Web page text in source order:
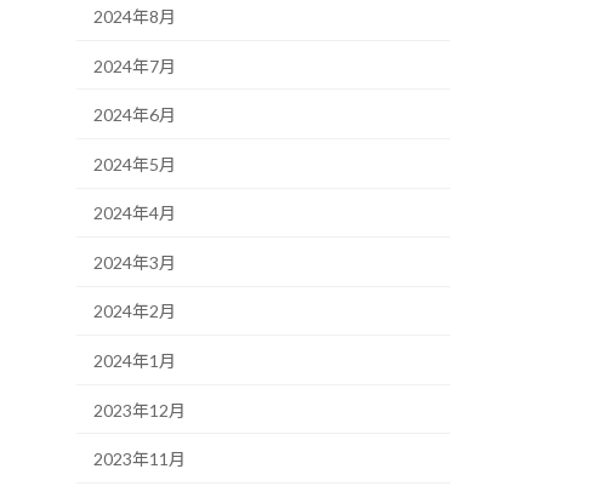
2024年8月
2024年7月
2024年6月
2024年5月
2024年4月
2024年3月
2024年2月
2024年1月
2023年12月
2023年11月